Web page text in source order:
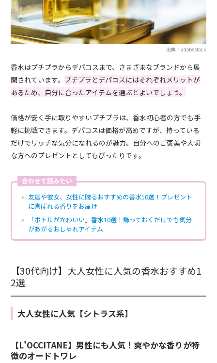
出典：adobestock
香水はプチプラからデパコスまで、さまざまなブランドから展
開されています。 プチプラとデパコスにはそれぞれメリットが
あるため、自分に合ったアイテムを選ぶとよいでしょう。
価格が安く手に取りやすいプチプラは、香水初心者の方でも手
軽に挑戦できます。デパコスは価格が高めですが、持っている
だけでリッチな気分になれるのが魅力。自分へのご褒美や大切
な方へのプレゼントとしてもぴったりです。
合わせて読みたい
友達や彼女、女性に贈るおすすめの香水10選！プレゼント
に喜ばれる香りをお届け
「ボトルがかわいい」香水10選！飾っておくだけでも気分
があがるおしゃれアイテム
【30代向け】大人女性に人気の香水おすすめ1
2選
大人女性に人気【シトラス系】
【L'OCCITANE】男性にも人気！爽やかな香りが特
徴のオードトワレ